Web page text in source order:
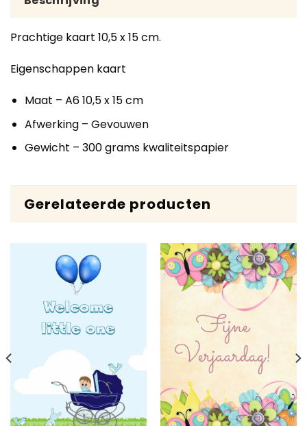
Prachtige kaart 10,5 x 15 cm.
Eigenschappen kaart
Maat – A6 10,5 x 15 cm
Afwerking – Gevouwen
Gewicht – 300 grams kwaliteitspapier
Gerelateerde producten